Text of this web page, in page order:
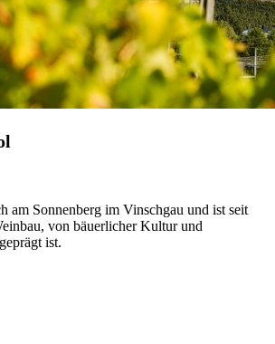
am Sonnenberg im Vinschgau und ist seit
von bäuerlicher Kultur und
ist.